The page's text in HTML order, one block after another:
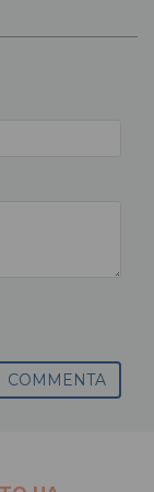
COMMENTA